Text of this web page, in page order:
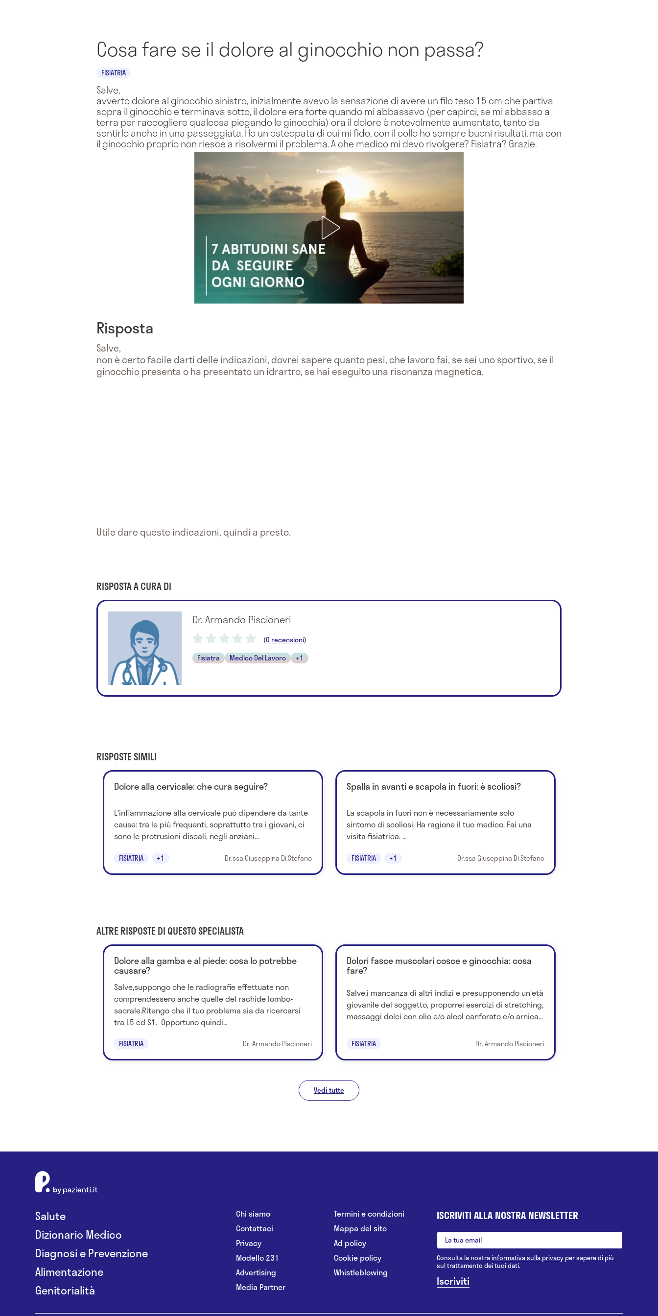
Cosa fare se il dolore al ginocchio non passa?
FISIATRIA
Salve,
avverto dolore al ginocchio sinistro, inizialmente avevo la sensazione di avere un filo teso 15 cm che partiva
sopra il ginocchio e terminava sotto, il dolore era forte quando mi abbassavo (per capirci, se mi abbasso a
terra per raccogliere qualcosa piegando le ginocchia) ora il dolore è notevolmente aumentato, tanto da
sentirlo anche in una passeggiata. Ho un osteopata di cui mi fido, con il collo ho sempre buoni risultati, ma con
il ginocchio proprio non riesce a risolvermi il problema. A che medico mi devo rivolgere? Fisiatra? Grazie.
Risposta
Salve,
non è certo facile darti delle indicazioni, dovrei sapere quanto pesi, che lavoro fai, se sei uno sportivo, se il
ginocchio presenta o ha presentato un idrartro, se hai eseguito una risonanza magnetica.
Utile dare queste indicazioni, quindi a presto.
RISPOSTA A CURA DI
Dr. Armando Piscioneri
(0 recensioni)
Fisiatra
Medico Del Lavoro +1
RISPOSTE SIMILI
Dolore alla cervicale: che cura seguire?
L'infiammazione alla cervicale può dipendere da tante
cause: tra le più frequenti, soprattutto tra i giovani, ci
sono le protrusioni discali, negli anziani...
FISIATRIA +1 Dr.ssa Giuseppina Di Stefano
Spalla in avanti e scapola in fuori: è scoliosi?
La scapola in fuori non è necessariamente solo
sintomo di scoliosi. Ha ragione il tuo medico. Fai una
visita fisiatrica. ...
FISIATRIA +1 Dr.ssa Giuseppina Di Stefano
ALTRE RISPOSTE DI QUESTO SPECIALISTA
Dolore alla gamba e al piede: cosa lo potrebbe
causare?
Salve,suppongo che le radiografie effettuate non
comprendessero anche quelle del rachide lombo-
sacrale.Ritengo che il tuo problema sia da ricercarsi
tra L5 ed S1. Opportuno quindi...
FISIATRIA Dr. Armando Piscioneri
Dolori fasce muscolari cosce e ginocchia: cosa
fare?
Salve,i mancanza di altri indizi e presupponendo un'età
giovanile del soggetto, proporrei esercizi di stretching,
massaggi dolci con olio e/o alcol canforato e/o arnica...
FISIATRIA Dr. Armando Piscioneri
Vedi tutte
Salute
Dizionario Medico
Diagnosi e Prevenzione
Alimentazione
Genitorialità
Chi siamo
Contattaci
Privacy
Modello 231
Advertising
Media Partner
Termini e condizioni
Mappa del sito
Ad policy
Cookie policy
Whistleblowing
ISCRIVITI ALLA NOSTRA NEWSLETTER
Consulta la nostrainformativa sulla privacy per sapere di più
sul trattamento dei tuoi dati.